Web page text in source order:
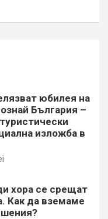
юбилея на
България –
изложба в
хора се срещат
Как да вземаме